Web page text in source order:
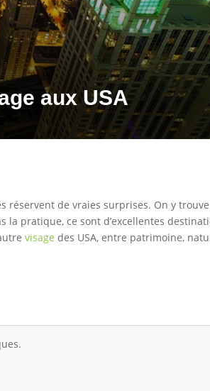
aux USA
réservent de vraies surprises. On y
pratique, ce sont d’excellentes
visage des USA, entre patrimoine,